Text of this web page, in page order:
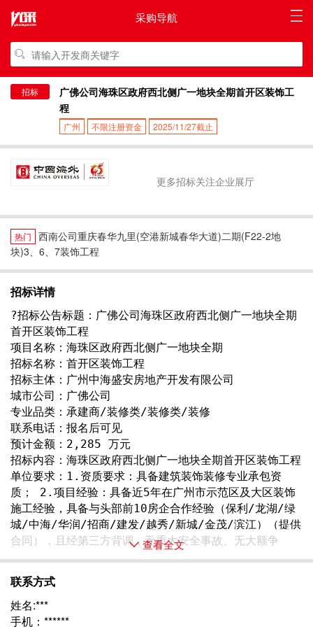
采购导航
招标
广佛公司海珠区政府西北侧广一地块全期首开区装饰工
程
广州 不限注册资金 2025/11/27截止
更多招标关注企业展厅
热门
西南公司重庆春华九里(空港新城春华大道)二期(F22-2地
块)3、6、7装饰工程
招标详情
?招标公告标题：广佛公司海珠区政府西北侧广一地块全期
首开区装饰工程
项目名称：海珠区政府西北侧广一地块全期
招标名称：首开区装饰工程
招标主体：广州中海盛安房地产开发有限公司
城市公司：广佛公司
专业品类：承建商/装修类/装修类/装修
联系电话：报名后可见
预计金额：2,285 万元
招标内容：海珠区政府西北侧广一地块全期首开区装饰工程
单位要求：1.资质要求：具备建筑装饰装修专业承包资
质； 2.项目经验：具备近5年在广州市示范区及大区装饰
施工经验，具备与头部前10房企合作经验（保利/龙湖/绿
城/中海/华润/招商/建发/越秀/新城/金茂/滨江）（提供
合同），且经第三方背调，无重大安全事故、无大额争
查看全文
联系方式
姓名:***
手机：******